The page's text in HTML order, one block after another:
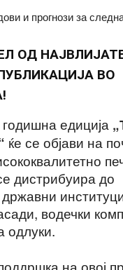
и прогнози за
ОД
ВО
едиција
ќе се објави на
дистрибуира до
државни
водечки
одлуки.
на овој